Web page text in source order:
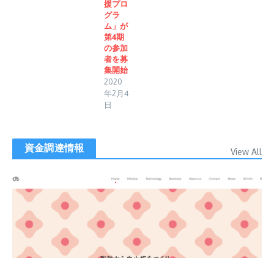
援プロ
グラ
ム」が
第4期
の参加
者を募
集開始
2020
年2月4
日
資金調達情報 View All